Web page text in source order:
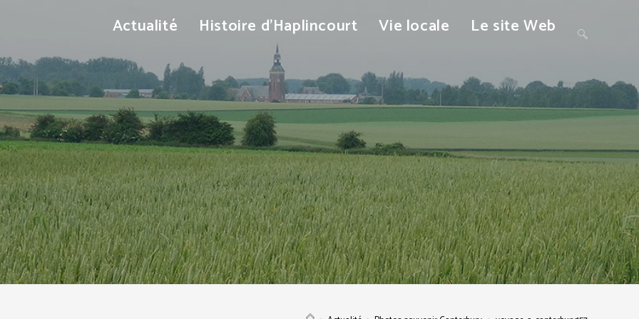
Actualité Histoire d’Haplincourt Vie locale Le site Web Toggle
website